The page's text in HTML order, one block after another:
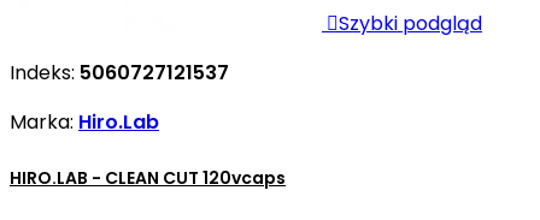
Szybki podgląd
Indeks: 5060727121537
Marka: Hiro.Lab
HIRO.LAB - CLEAN CUT 120vcaps